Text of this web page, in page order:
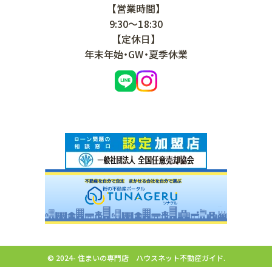
【営業時間】
9:30～18:30
【定休日】
年末年始・GW・夏季休業
© 2024- 住まいの専門店 ハウスネット不動産ガイド.